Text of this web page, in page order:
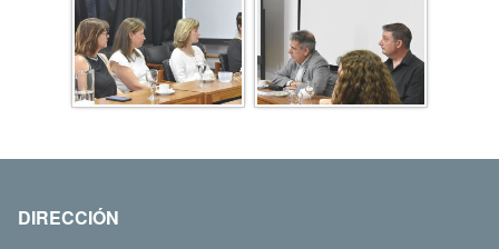
DIRECCIÓN